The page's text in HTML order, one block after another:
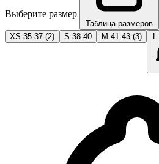
Выберите размер
Таблица размеров
XS 35-37 (2) S 38-40 M 41-43 (3)